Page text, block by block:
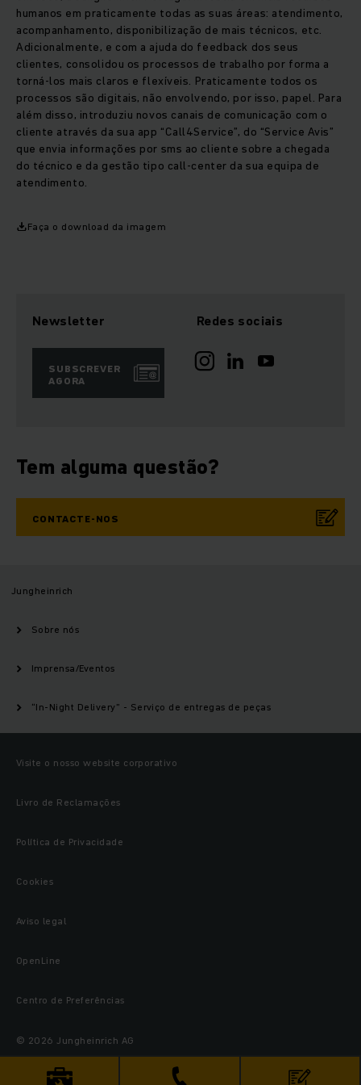
humanos em praticamente todas as suas áreas: atendimento,
acompanhamento, disponibilização de mais técnicos, etc.
Adicionalmente, e com a ajuda do feedback dos seus
clientes, consolidou os processos de trabalho por forma a
torná-los mais claros e flexíveis. Praticamente todos os
processos são digitais, não envolvendo, por isso, papel. Para
além disso, introduziu novos canais de comunicação com o
cliente através da sua app “Call4Service”, do “Service Avis”
que envia informações por sms ao cliente sobre a chegada
do técnico e da gestão tipo call-center da sua equipa de
atendimento.
Faça o download da imagem
Newsletter
SUBSCREVER
AGORA
Redes sociais
Tem alguma questão?
CONTACTE-NOS
Jungheinrich
Sobre nós
Imprensa/Eventos
“In-Night Delivery” - Serviço de entregas de peças
Visite o nosso website corporativo
Livro de Reclamações
Política de Privacidade
Cookies
Aviso legal
OpenLine
Centro de Preferências
© 2026 Jungheinrich AG